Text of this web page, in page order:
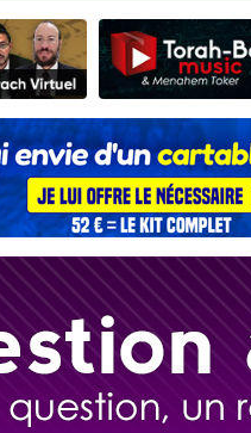
donner son Maasser
viennent de nous rejoindre sur
viennent de nous rejoindre sur
viennent de faire un don
de donner son Maasser
viennent de nous rejoindre sur
viennent de demander une
musiques dans Torah-Box
viennent de faire un don
49 places pour étudier en groupe
viennent de nous rejoindre sur